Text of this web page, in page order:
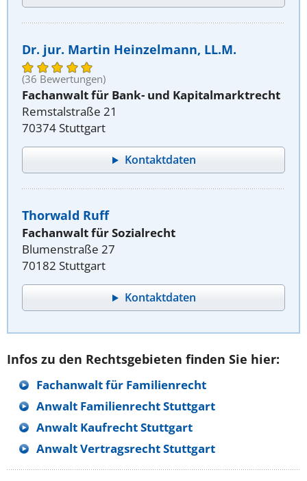
Dr. jur. Martin Heinzelmann, LL.M.
(36 Bewertungen)
Fachanwalt für Bank- und Kapitalmarktrecht
Remstalstraße 21
70374 Stuttgart
Kontaktdaten
Thorwald Ruff
Fachanwalt für Sozialrecht
Blumenstraße 27
70182 Stuttgart
Kontaktdaten
Infos zu den Rechtsgebieten finden Sie hier:
Fachanwalt für Familienrecht
Anwalt Familienrecht Stuttgart
Anwalt Kaufrecht Stuttgart
Anwalt Vertragsrecht Stuttgart